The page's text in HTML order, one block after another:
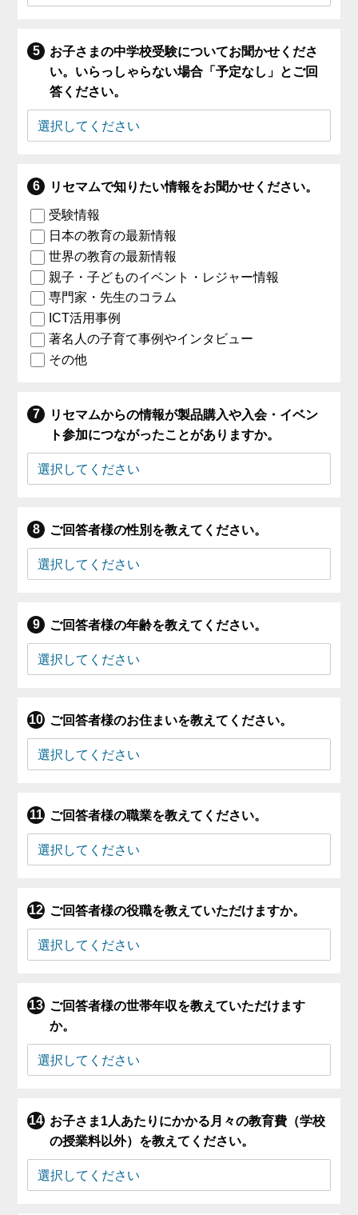
お子さまの中学校受験についてお聞かせくださ
い。いらっしゃらない場合「予定なし」とご回
答ください。
リセマムで知りたい情報をお聞かせください。
受験情報
日本の教育の最新情報
世界の教育の最新情報
親子・子どものイベント・レジャー情報
専門家・先生のコラム
ICT活用事例
著名人の子育て事例やインタビュー
その他
リセマムからの情報が製品購入や入会・イベン
ト参加につながったことがありますか。
ご回答者様の性別を教えてください。
ご回答者様の年齢を教えてください。
ご回答者様のお住まいを教えてください。
ご回答者様の職業を教えてください。
ご回答者様の役職を教えていただけますか。
ご回答者様の世帯年収を教えていただけます
か。
お子さま1人あたりにかかる月々の教育費（学校
の授業料以外）を教えてください。